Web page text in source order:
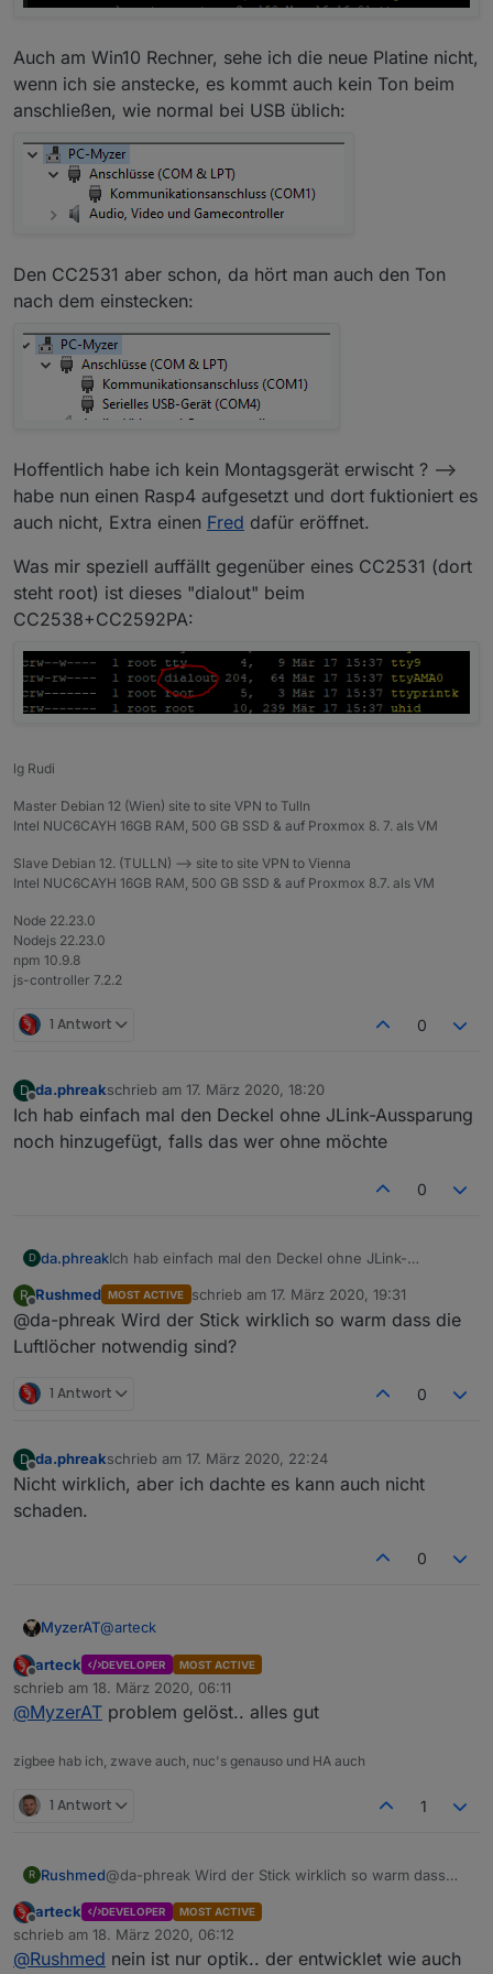
Auch am Win10 Rechner, sehe ich die neue Platine nicht,
wenn ich sie anstecke, es kommt auch kein Ton beim
anschließen, wie normal bei USB üblich:
Den CC2531 aber schon, da hört man auch den Ton
nach dem einstecken:
Hoffentlich habe ich kein Montagsgerät erwischt ? -->
habe nun einen Rasp4 aufgesetzt und dort fuktioniert es
auch nicht, Extra einen Fred dafür eröffnet.
Was mir speziell auffällt gegenüber eines CC2531 (dort
steht root) ist dieses "dialout" beim
CC2538+CC2592PA:
lg Rudi
Master Debian 12 (Wien) site to site VPN to Tulln
Intel NUC6CAYH 16GB RAM, 500 GB SSD & auf Proxmox 8. 7. als VM
Slave Debian 12. (TULLN) --> site to site VPN to Vienna
Intel NUC6CAYH 16GB RAM, 500 GB SSD & auf Proxmox 8.7. als VM
Node 22.23.0
Nodejs 22.23.0
npm 10.9.8
js-controller 7.2.2
1 Antwort 0
D
Offline
da.phreakschrieb am 17. März 2020, 18:20
zuletzt editiert von
Ich hab einfach mal den Deckel ohne JLink-Aussparung
noch hinzugefügt, falls das wer ohne möchte
0
D da.phreakIch hab einfach mal den Deckel ohne JLink-
möchte
R
Offline
Rushmed MOST ACTIVE schrieb am 17. März 2020, 19:31
zuletzt editiert von
@da-phreak Wird der Stick wirklich so warm dass die
Luftlöcher notwendig sind?
1 Antwort 0
D
Offline
da.phreakschrieb am 17. März 2020, 22:24
zuletzt editiert von
Nicht wirklich, aber ich dachte es kann auch nicht
schaden.
0
MyzerAT@arteck
hmm wenn ich die Platine an die Synology anstecke,
leuchtet ein rotes LED auf der Platine, ist das so in
Ordnung ?
und ich kann sie auch nicht sehen:
Auch am Win10 Rechner, sehe ich die neue Platine
nicht, wenn ich sie anstecke, es kommt auch kein Ton
Offline
arteck DEVELOPER MOST ACTIVE
schrieb am 18. März 2020, 06:11
zuletzt editiert von
@MyzerAT problem gelöst.. alles gut
zigbee hab ich, zwave auch, nuc's genauso und HA auch
1 Antwort 1
R Rushmed@da-phreak Wird der Stick wirklich so warm dass
Offline
arteck DEVELOPER MOST ACTIVE
schrieb am 18. März 2020, 06:12
zuletzt editiert von
@Rushmed nein ist nur optik.. der entwicklet wie auch